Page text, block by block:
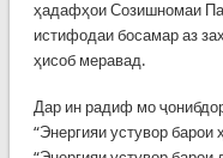
ҳадафҳои Созишномаи
истифодаи босамар аз
ҳисоб меравад.
Дар ин радиф мо
“Энергияи устувор